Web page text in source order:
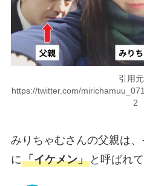
引用元
https://twitter.com/
2
みりちゃむさんの父親は
に「イケメン」と呼ばれて